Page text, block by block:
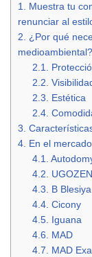
1. Muestra tu
renunciar al
2. ¿Por qué
medioambiental?
2.1.
2.2.
2.3. Estética
2.4.
3.
4. En el mercado
4.1.
4.2. UGOZEN
4.3. B Blesiya
4.4. Cicony
4.5. Iguana
4.6. MAD
4.7. MAD